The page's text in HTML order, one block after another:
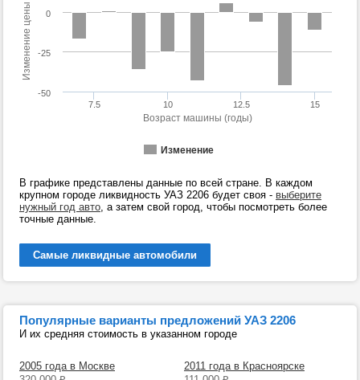
Возраст машины (годы)
Изменение цены (%)
Изменение
10
7.5 12.5 15
0
-50
-25
В графике представлены данные по всей стране. В каждом
крупном городе ликвидность УАЗ 2206 будет своя - выберите
нужный год авто, а затем свой город, чтобы посмотреть более
точные данные.
Самые ликвидные автомобили
Популярные варианты предложений УАЗ 2206
И их средняя стоимость в указанном городе
2005 года в Москве
2011 года в Красноярске